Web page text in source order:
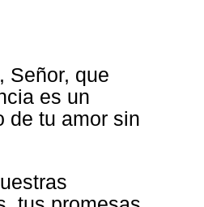
Señor, que
es un
de tu amor sin